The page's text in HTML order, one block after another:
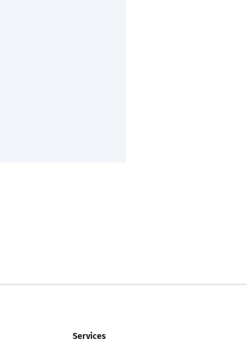
Services